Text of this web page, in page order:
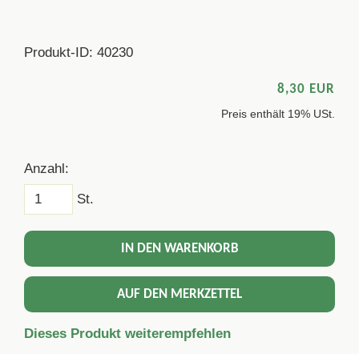
Produkt-ID: 40230
8,30 EUR
Preis enthält 19% USt.
Anzahl:
St.
IN DEN WARENKORB
AUF DEN MERKZETTEL
Dieses Produkt weiterempfehlen